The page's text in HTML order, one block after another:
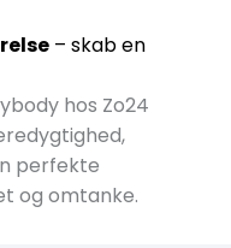
– skab en
hos Zo24
perfekte
og omtanke.